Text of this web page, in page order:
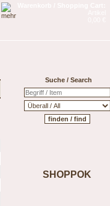
Suche / Search
SHOPPOK